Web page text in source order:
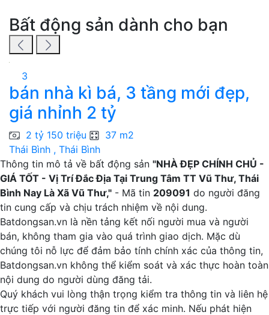
Bất động sản dành cho bạn
3
bán nhà kì bá, 3 tầng mới đẹp,
giá nhỉnh 2 tỷ
2 tỷ 150 triệu
37 m2
Thái Bình , Thái Bình
Thông tin mô tả về bất động sản "NHÀ ĐẸP CHÍNH CHỦ -
GIÁ TỐT - Vị Trí Đắc Địa Tại Trung Tâm TT Vũ Thư, Thái
Bình Nay Là Xã Vũ Thư," - Mã tin 209091 do người đăng
tin cung cấp và chịu trách nhiệm về nội dung.
Batdongsan.vn là nền tảng kết nối người mua và người
bán, không tham gia vào quá trình giao dịch. Mặc dù
chúng tôi nỗ lực để đảm bảo tính chính xác của thông tin,
Batdongsan.vn không thể kiểm soát và xác thực hoàn toàn
nội dung do người dùng đăng tải.
Quý khách vui lòng thận trọng kiểm tra thông tin và liên hệ
trực tiếp với người đăng tin để xác minh. Nếu phát hiện